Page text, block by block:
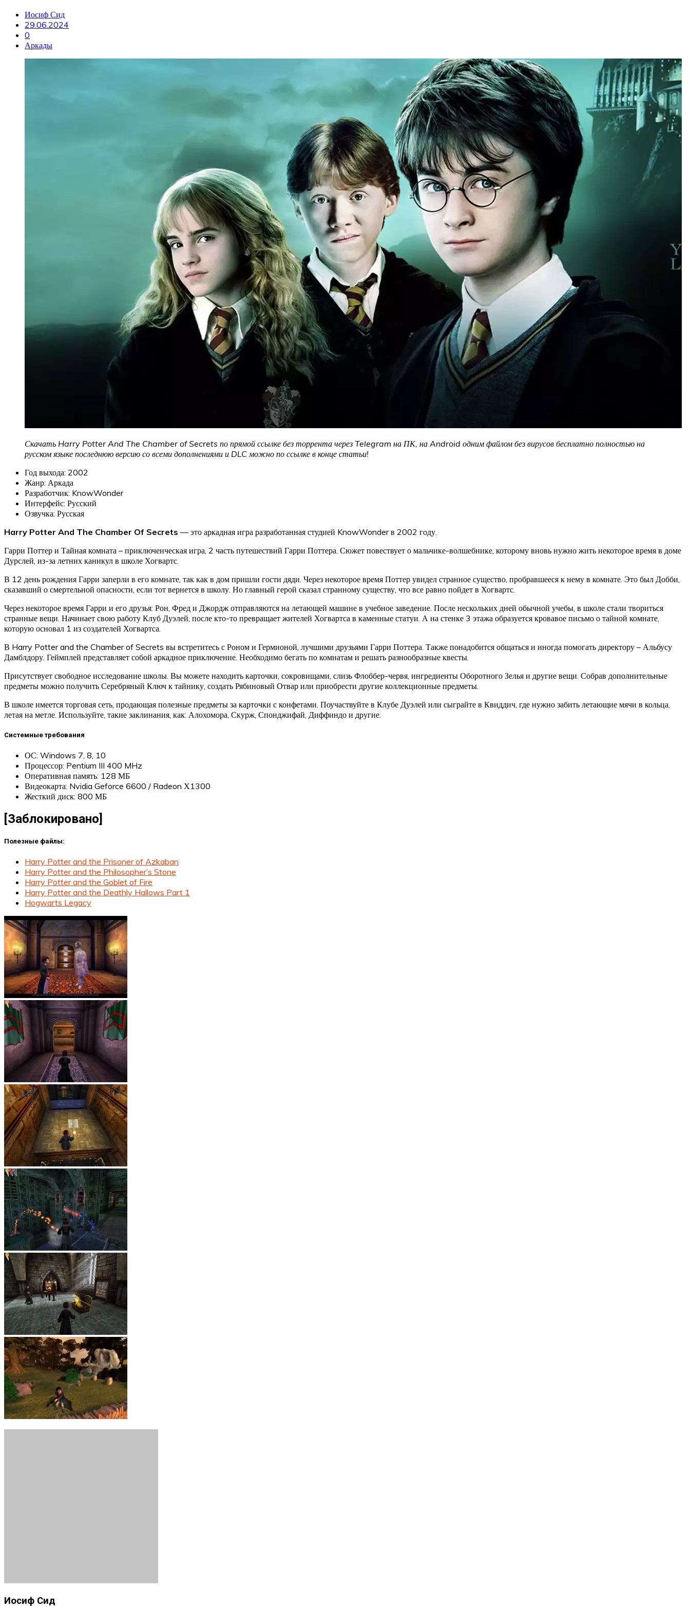
Иосиф Сид
29.06.2024
0
Аркады
Скачать Harry Potter And The Chamber of Secrets по прямой ссылке без торрента через Telegram на ПК, на Android одним файлом без вирусов бесплатно полностью на
русском языке последнюю версию со всеми дополнениями и DLC можно по ссылке в конце статьи!
Год выхода: 2002
Жанр: Аркада
Разработчик: KnowWonder
Интерфейс: Русский
Озвучка: Русская
Harry Potter And The Chamber Of Secrets — это аркадная игра разработанная студией KnowWonder в 2002 году.
Гарри Поттер и Тайная комната – приключенческая игра, 2 часть путешествий Гарри Поттера. Сюжет повествует о мальчике-волшебнике, которому вновь нужно жить некоторое время в доме
Дурслей, из-за летних каникул в школе Хогвартс.
В 12 день рождения Гарри заперли в его комнате, так как в дом пришли гости дяди. Через некоторое время Поттер увидел странное существо, пробравшееся к нему в комнате. Это был Добби,
сказавший о смертельной опасности, если тот вернется в школу. Но главный герой сказал странному существу, что все равно пойдет в Хогвартс.
Через некоторое время Гарри и его друзья: Рон, Фред и Джордж отправляются на летающей машине в учебное заведение. После нескольких дней обычной учебы, в школе стали твориться
странные вещи. Начинает свою работу Клуб Дуэлей, после кто-то превращает жителей Хогвартса в каменные статуи. А на стенке 3 этажа образуется кровавое письмо о тайной комнате,
которую основал 1 из создателей Хогвартса.
В Harry Potter and the Chamber of Secrets вы встретитесь с Роном и Гермионой, лучшими друзьями Гарри Поттера. Также понадобится общаться и иногда помогать директору – Альбусу
Дамблдору. Геймплей представляет собой аркадное приключение. Необходимо бегать по комнатам и решать разнообразные квесты.
Присутствует свободное исследование школы. Вы можете находить карточки, сокровищами, слизь Флоббер-червя, ингредиенты Оборотного Зелья и другие вещи. Собрав дополнительные
предметы можно получить Серебряный Ключ к тайнику, создать Рябиновый Отвар или приобрести другие коллекционные предметы.
В школе имеется торговая сеть, продающая полезные предметы за карточки с конфетами. Поучаствуйте в Клубе Дуэлей или сыграйте в Квиддич, где нужно забить летающие мячи в кольца,
летая на метле. Используйте, такие заклинания, как: Алохомора, Скурж, Спонджифай, Диффиндо и другие.
Системные требования
ОС: Windows 7, 8, 10
Процессор: Pentium III 400 MHz
Оперативная память: 128 МБ
Видеокарта: Nvidia Geforce 6600 / Radeon Х1300
Жесткий диск: 800 МБ
[Заблокировано]
Полезные файлы:
Harry Potter and the Prisoner of Azkaban
Harry Potter and the Philosopher’s Stone
Harry Potter and the Goblet of Fire
Harry Potter and the Deathly Hallows Part 1
Hogwarts Legacy
Иосиф Сид